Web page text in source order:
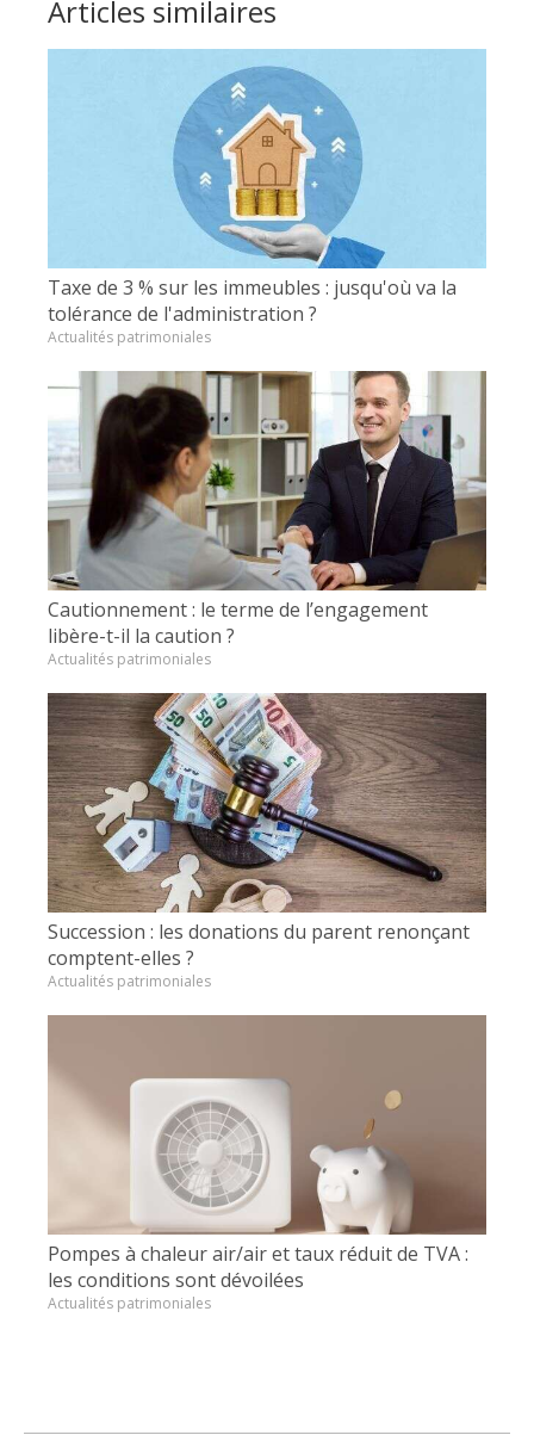
Articles similaires
Taxe de 3 % sur les immeubles : jusqu'où va la
tolérance de l'administration ?
Actualités patrimoniales
Cautionnement : le terme de l’engagement
libère-t-il la caution ?
Actualités patrimoniales
Succession : les donations du parent renonçant
comptent-elles ?
Actualités patrimoniales
Pompes à chaleur air/air et taux réduit de TVA :
les conditions sont dévoilées
Actualités patrimoniales